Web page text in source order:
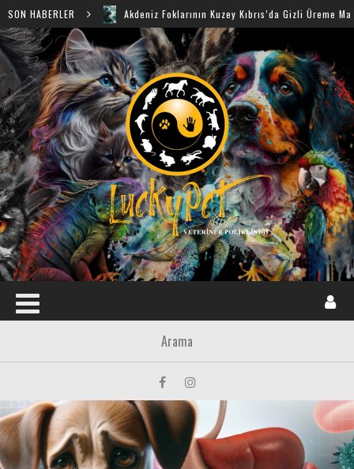
SON HABERLER Akdeniz Foklarının Kuzey Kıbrıs’da Gizli Üreme Mağaraları